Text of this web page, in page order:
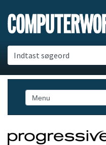
Indtast søgeord